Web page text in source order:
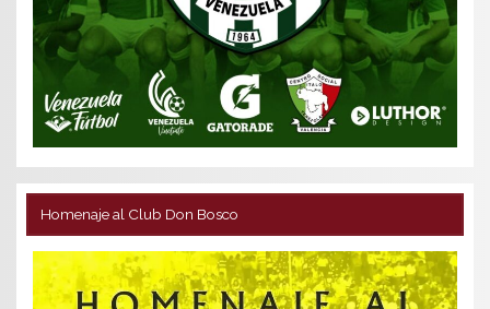
Homenaje al Club Don Bosco